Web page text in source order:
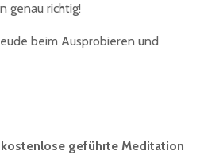
genau richtig!
beim Ausprobieren und
geführte Meditation